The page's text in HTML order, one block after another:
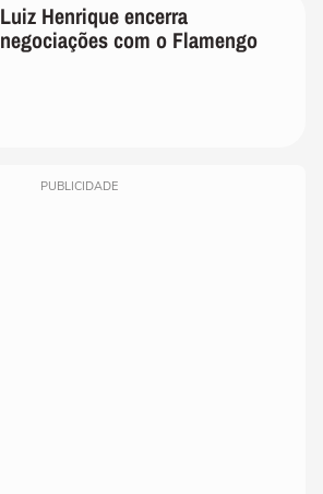
Luiz Henrique encerra
negociações com o Flamengo
PUBLICIDADE